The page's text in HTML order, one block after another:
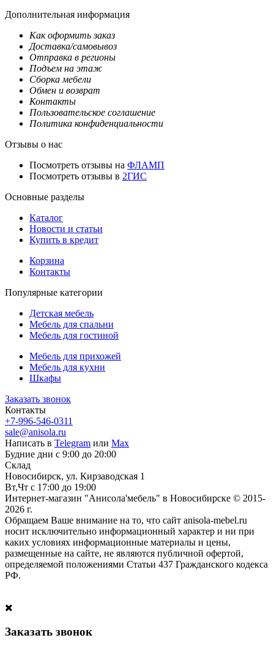
Дополнительная информация
Как оформить заказ
Доставка/самовывоз
Отправка в регионы
Подъем на этаж
Сборка мебели
Обмен и возврат
Контакты
Пользовательское соглашение
Политика конфиденциальности
Отзывы о нас
Посмотреть отзывы на ФЛАМП
Посмотреть отзывы в 2ГИС
Основные разделы
Каталог
Новости и статьи
Купить в кредит
Корзина
Контакты
Популярные категории
Детская мебель
Мебель для спальни
Мебель для гостиной
Мебель для прихожей
Мебель для кухни
Шкафы
Заказать звонок
Контакты
+7-996-546-0311
sale@anisola.ru
Написать в Telegram или Max
Будние дни с 9:00 до 20:00
Склад
Новосибирск, ул. Кирзаводская 1
Вт,Чт с 17:00 до 19:00
Интернет-магазин "Анисола'мебель" в Новосибирске © 2015-
2026 г.
Обращаем Ваше внимание на то, что сайт anisola-mebel.ru
носит исключительно информационный характер и ни при
каких условиях информационные материалы и цены,
размещенные на сайте, не являются публичной офертой,
определяемой положениями Статьи 437 Гражданского кодекса
РФ.
Заказать звонок